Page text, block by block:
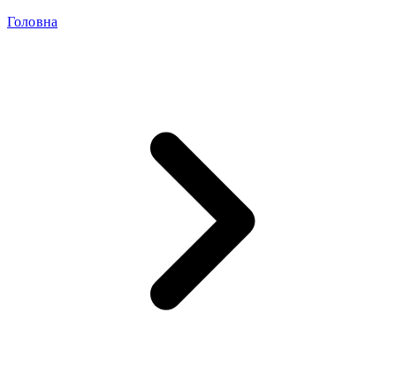
Головна